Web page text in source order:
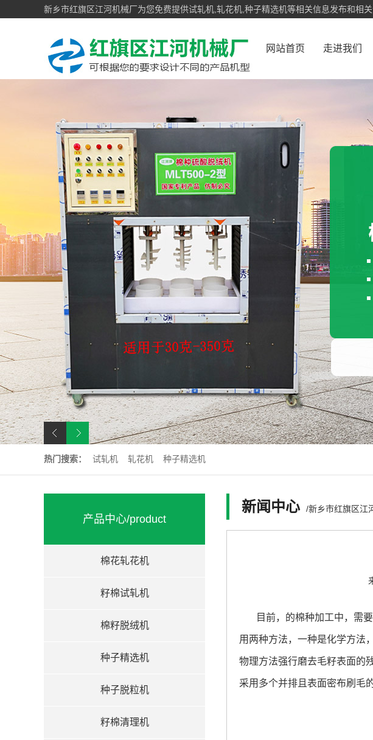
新乡市红旗区江河机械厂为您免费提供试轧机,轧花机,种子精选机等相关信息发布和相
网站首页 走进我们
热门搜索： 试轧机 轧花机 种子精选机
产品中心/product
棉花轧花机
籽棉试轧机
棉籽脱绒机
种子精选机
种子脱粒机
籽棉清理机
新闻中心 /新乡市红旗区江
目前，的棉种加工中，需
用两种方法，一种是化学方法
物理方法强行磨去毛籽表面的
采用多个并排且表面密布刷毛